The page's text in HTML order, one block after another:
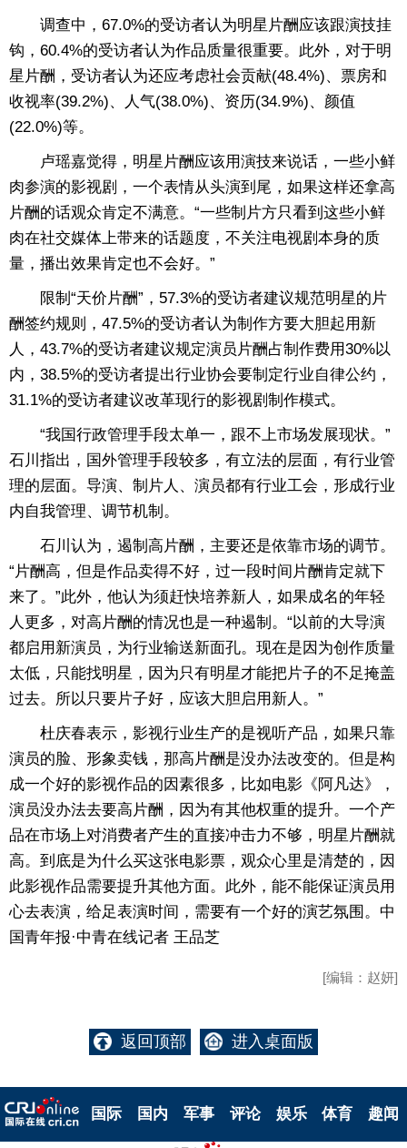
调查中，67.0%的受访者认为明星片酬应该跟演技挂
钩，60.4%的受访者认为作品质量很重要。此外，对于明
星片酬，受访者认为还应考虑社会贡献(48.4%)、票房和
收视率(39.2%)、人气(38.0%)、资历(34.9%)、颜值
(22.0%)等。
卢瑶嘉觉得，明星片酬应该用演技来说话，一些小鲜
肉参演的影视剧，一个表情从头演到尾，如果这样还拿高
片酬的话观众肯定不满意。“一些制片方只看到这些小鲜
肉在社交媒体上带来的话题度，不关注电视剧本身的质
量，播出效果肯定也不会好。”
限制“天价片酬”，57.3%的受访者建议规范明星的片
酬签约规则，47.5%的受访者认为制作方要大胆起用新
人，43.7%的受访者建议规定演员片酬占制作费用30%以
内，38.5%的受访者提出行业协会要制定行业自律公约，
31.1%的受访者建议改革现行的影视剧制作模式。
“我国行政管理手段太单一，跟不上市场发展现状。”
石川指出，国外管理手段较多，有立法的层面，有行业管
理的层面。导演、制片人、演员都有行业工会，形成行业
内自我管理、调节机制。
石川认为，遏制高片酬，主要还是依靠市场的调节。
“片酬高，但是作品卖得不好，过一段时间片酬肯定就下
来了。”此外，他认为须赶快培养新人，如果成名的年轻
人更多，对高片酬的情况也是一种遏制。“以前的大导演
都启用新演员，为行业输送新面孔。现在是因为创作质量
太低，只能找明星，因为只有明星才能把片子的不足掩盖
过去。所以只要片子好，应该大胆启用新人。”
杜庆春表示，影视行业生产的是视听产品，如果只靠
演员的脸、形象卖钱，那高片酬是没办法改变的。但是构
成一个好的影视作品的因素很多，比如电影《阿凡达》，
演员没办法去要高片酬，因为有其他权重的提升。一个产
品在市场上对消费者产生的直接冲击力不够，明星片酬就
高。到底是为什么买这张电影票，观众心里是清楚的，因
此影视作品需要提升其他方面。此外，能不能保证演员用
心去表演，给足表演时间，需要有一个好的演艺氛围。中
国青年报·中青在线记者 王品芝
[编辑：赵妍]
返回顶部 进入桌面版
国际 国内 军事 评论 娱乐 体育 趣闻